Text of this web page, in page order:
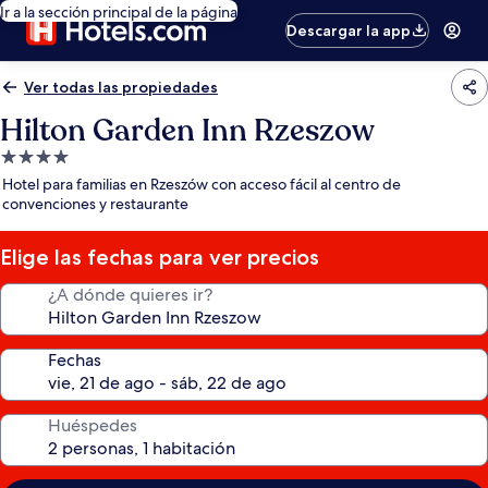
Ir a la sección principal de la página
Descargar la app
Ver todas las propiedades
Hilton Garden Inn Rzeszow
Propiedad
de
4.0
estrellas
Hotel para familias en Rzeszów con acceso fácil al centro de
convenciones y restaurante
Elige las fechas para ver precios
¿A dónde quieres ir?
Fechas
Huéspedes